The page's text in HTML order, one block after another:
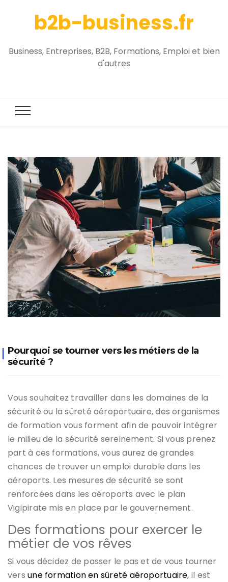
b2b-business.fr
Business, Entreprises, B2B, Formations, Emploi et bien
d'autres
Pourquoi se tourner vers les métiers de la
sécurité ?
Vous souhaitez travailler dans les domaines de la
sécurité ou la sûreté aéroportuaire, des organismes
de formation vous forment afin de pouvoir intégrer
le milieu de la sécurité sereinement. Si vous prenez
part à ces formations, vous aurez de grandes
chances de trouver un emploi durable dans les
aéroports. Les mesures de sécurité se sont
renforcées dans les aéroports avec le plan
Vigipirate mis en place par le gouvernement.
Des formations pour exercer le
métier de vos rêves
Si vous décidez de passer le pas et de vous tourner
versune formation en sûreté aéroportuaire, il est